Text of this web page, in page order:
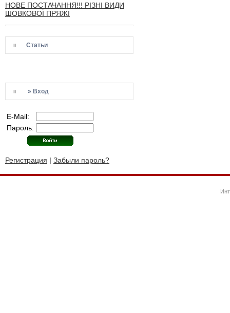
НОВЕ ПОСТАЧАННЯ!!! РІЗНІ ВИДИ
ШОВКОВОЇ ПРЯЖІ
Статьи
» Вход
E-Mail:
Пароль:
Регистрация | Забыли пароль?